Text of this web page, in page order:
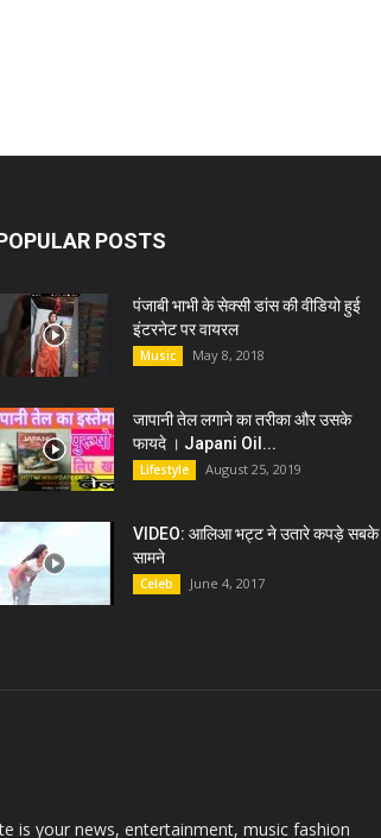
POSTS
पंजाबी भाभी के सेक्सी डांस की वीडियो हुई
इंटरनेट पर वायरल
Music May 8, 2018
जापानी तेल लगाने का तरीका और उसके
फायदे । Japani Oil...
Lifestyle August 25, 2019
VIDEO: आलिआ भट्ट ने उतारे कपड़े सबके
सामने
Celeb June 4, 2017
is your news, entertainment, music fashion